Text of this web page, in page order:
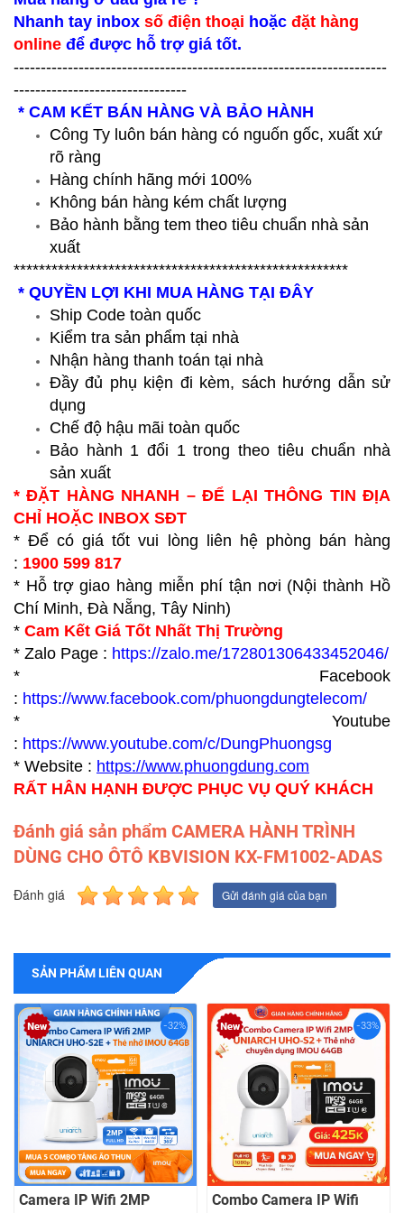
Nhanh tay inbox số điện thoại hoặc đặt hàng
online để được hỗ trợ giá tốt.
---------------------------------------------------------------------
--------------------------------
* CAM KẾT BÁN HÀNG VÀ BẢO HÀNH
Công Ty luôn bán hàng có nguốn gốc, xuất xứ
rõ ràng
Hàng chính hãng mới 100%
Không bán hàng kém chất lượng
Bảo hành bằng tem theo tiêu chuẩn nhà sản
xuất
*****************************************************
* QUYỀN LỢI KHI MUA HÀNG TẠI ĐÂY
Ship Code toàn quốc
Kiểm tra sản phẩm tại nhà
Nhận hàng thanh toán tại nhà
Đầy đủ phụ kiện đi kèm, sách hướng dẫn sử
dụng
Chế độ hậu mãi toàn quốc
Bảo hành 1 đổi 1 trong theo tiêu chuẩn nhà
sản xuất
* ĐẶT HÀNG NHANH – ĐỂ LẠI THÔNG TIN ĐỊA
CHỈ HOẶC INBOX SĐT
* Để có giá tốt vui lòng liên hệ phòng bán hàng
: 1900 599 817
* Hỗ trợ giao hàng miễn phí tận nơi (Nội thành Hồ
Chí Minh, Đà Nẵng, Tây Ninh)
* Cam Kết Giá Tốt Nhất Thị Trường
* Zalo Page : https://zalo.me/172801306433452046/
* Facebook
: https://www.facebook.com/phuongdungtelecom/
* Youtube
: https://www.youtube.com/c/DungPhuongsg
* Website : https://www.phuongdung.com
RẤT HÂN HẠNH ĐƯỢC PHỤC VỤ QUÝ KHÁCH
Đánh giá sản phẩm CAMERA HÀNH TRÌNH
DÙNG CHO ÔTÔ KBVISION KX-FM1002-ADAS
Đánh giá Gửi đánh giá của bạn
SẢN PHẨM LIÊN QUAN
-32%
Camera IP Wifi 2MP
-33%
Combo Camera IP Wifi